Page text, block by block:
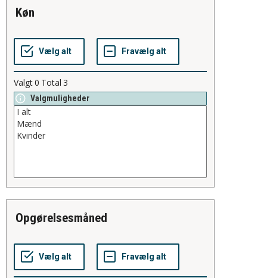
køn
Valgt0 Total 3
Valgmuligheder
opgørelsesmåned